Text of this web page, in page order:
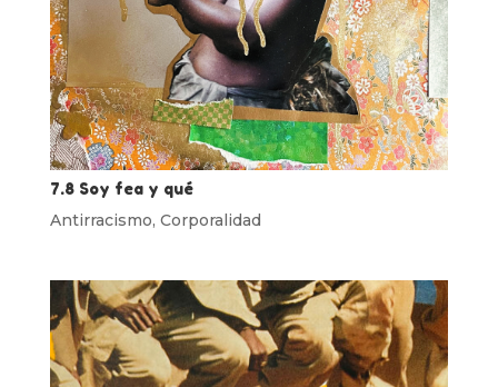
7.8 Soy fea y qué
Antirracismo, Corporalidad